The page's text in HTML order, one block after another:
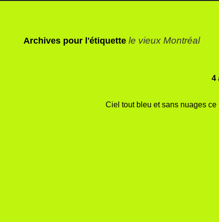
Archives pour l'étiquette le vieux Montréal
4
Ciel tout bleu et sans nuages